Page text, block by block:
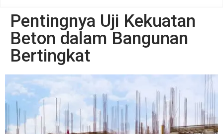
Pentingnya Uji Kekuatan
Beton dalam Bangunan
Bertingkat